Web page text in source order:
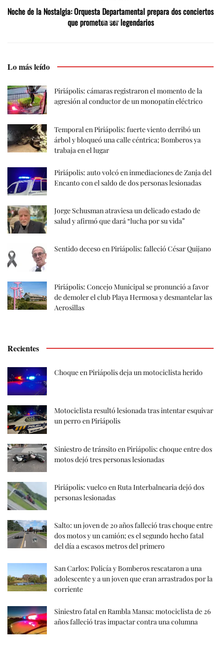
Noche de la Nostalgia: Orquesta Departamental prepara dos conciertos
que prometen ser legendarios
Lo más leído
Piriápolis: cámaras registraron el momento de la
agresión al conductor de un monopatín eléctrico
Temporal en Piriápolis: fuerte viento derribó un
árbol y bloqueó una calle céntrica; Bomberos ya
trabaja en el lugar
Piriápolis: auto volcó en inmediaciones de Zanja del
Encanto con el saldo de dos personas lesionadas
Jorge Schusman atraviesa un delicado estado de
salud y afirmó que dará “lucha por su vida”
Sentido deceso en Piriápolis: falleció César Quijano
Piriápolis: Concejo Municipal se pronunció a favor
de demoler el club Playa Hermosa y desmantelar las
Aerosillas
Recientes
Choque en Piriápolis deja un motociclista herido
Motociclista resultó lesionada tras intentar esquivar
un perro en Piriápolis
Siniestro de tránsito en Piriápolis: choque entre dos
motos dejó tres personas lesionadas
Piriápolis: vuelco en Ruta Interbalnearia dejó dos
personas lesionadas
Salto: un joven de 20 años falleció tras choque entre
dos motos y un camión; es el segundo hecho fatal
del día a escasos metros del primero
San Carlos: Policía y Bomberos rescataron a una
adolescente y a un joven que eran arrastrados por la
corriente
Siniestro fatal en Rambla Mansa: motociclista de 26
años falleció tras impactar contra una columna